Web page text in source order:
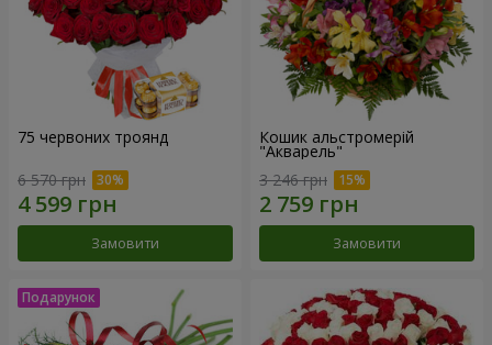
75 червоних троянд
6 570 грн
Замовити
Кошик альстромерій
"Акварель"
3 246 грн
Замовити